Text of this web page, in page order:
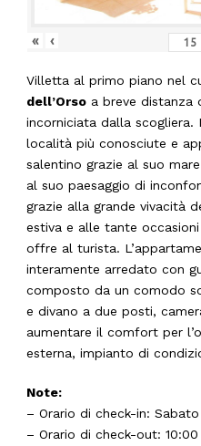
« ‹
Villetta al primo piano nel
dell’Orso a breve distanza
incorniciata dalla scogliera.
località più conosciute e
salentino grazie al suo
al suo paesaggio di
grazie alla grande vivacità
estiva e alle tante
offre al turista.
interamente arredato con
composto da un comodo
e divano a due posti,
aumentare il comfort per
esterna, impianto di
Note:
– Orario di check-in:
– Orario di check-out: 10:00